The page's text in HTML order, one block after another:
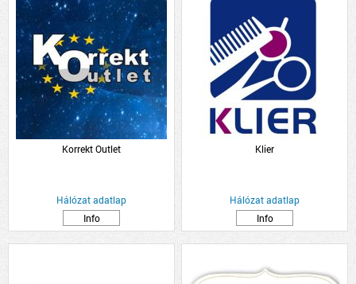
Korrekt Outlet
Hálózat adatlap
Info
Klier
Hálózat adatlap
Info